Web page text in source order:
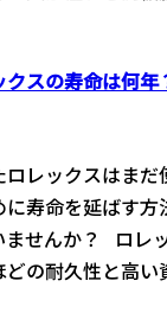
クスの寿命は何
ロレックスはま
に寿命を延ばす方
ませんか？ ロレ
どの耐久性と高